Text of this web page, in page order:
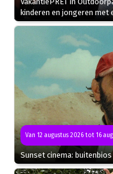
kinderen en jongeren met
Van 12 augustus 2026 tot 16
Sunset cinema: